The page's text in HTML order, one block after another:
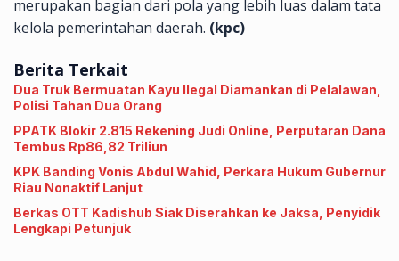
merupakan bagian dari pola yang lebih luas dalam tata
kelola pemerintahan daerah. (kpc)
Berita Terkait
Dua Truk Bermuatan Kayu Ilegal Diamankan di Pelalawan,
Polisi Tahan Dua Orang
PPATK Blokir 2.815 Rekening Judi Online, Perputaran Dana
Tembus Rp86,82 Triliun
KPK Banding Vonis Abdul Wahid, Perkara Hukum Gubernur
Riau Nonaktif Lanjut
Berkas OTT Kadishub Siak Diserahkan ke Jaksa, Penyidik
Lengkapi Petunjuk